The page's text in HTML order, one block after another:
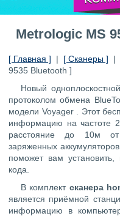
Metrologic MS
[ Главная ] | [ Сканеры ] |
9535 Bluetooth ]
Новый
протоколом обмена
модели Voyager . Этот
информацию на частоте
расстояние до 10м от
заряженных
поможет вам
кода.
В комплект сканера
является приёмной
информацию в